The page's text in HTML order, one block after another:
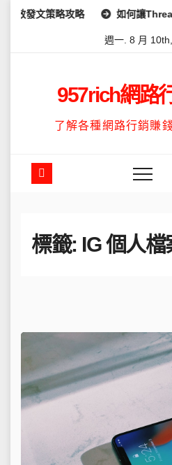
Skip
發文策略攻略 如何讓Threads
週一. 8 月
957rich網路
了解各種網路行銷賺
標籤: IG 個人檔